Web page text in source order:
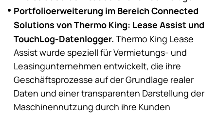
Portfolioerweiterung im Bereich Connected
Solutions von Thermo King: Lease Assist und
TouchLog-Datenlogger. Thermo King Lease
Assist wurde speziell für Vermietungs- und
Leasingunternehmen entwickelt, die ihre
Geschäftsprozesse auf der Grundlage realer
Daten und einer transparenten Darstellung der
Maschinennutzung durch ihre Kunden